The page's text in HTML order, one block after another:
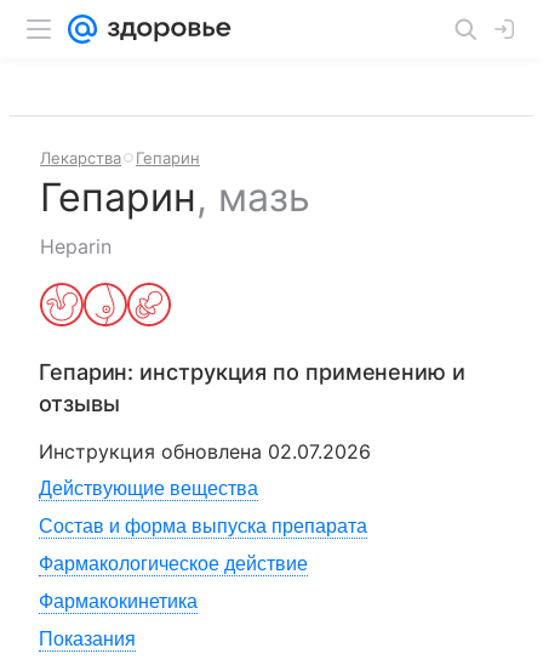
Лекарства Гепарин
Гепарин, мазь
Heparin
Гепарин: инструкция по применению и
отзывы
Инструкция обновлена 02.07.2026
Действующие вещества
Состав и форма выпуска препарата
Фармакологическое действие
Фармакокинетика
Показания